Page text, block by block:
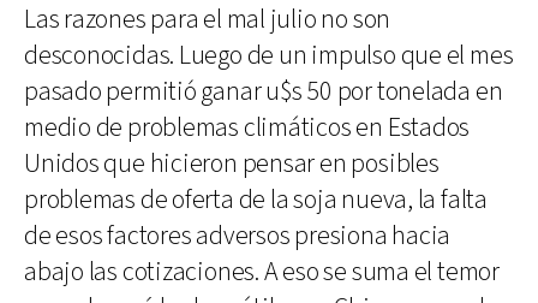
Las razones para el mal julio no son
desconocidas. Luego de un impulso que el mes
pasado permitió ganar u$s 50 por tonelada en
medio de problemas climáticos en Estados
Unidos que hicieron pensar en posibles
problemas de oferta de la soja nueva, la falta
de esos factores adversos presiona hacia
abajo las cotizaciones. A eso se suma el temor